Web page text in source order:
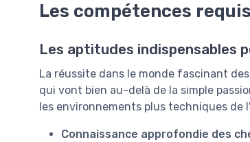
Les compétences
Les aptitudes indispensables
La réussite dans le monde fascinant
qui vont bien au-delà de la simple
les environnements plus techniques
Connaissance approfondie des